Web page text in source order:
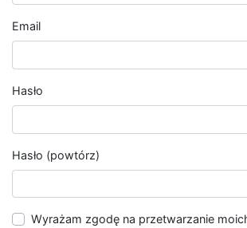
Email
Hasło
Hasło (powtórz)
Wyrażam zgodę na przetwarzanie